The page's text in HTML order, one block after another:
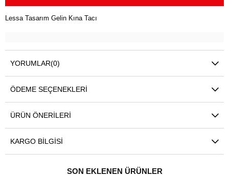
Lessa Tasarım Gelin Kına Tacı
YORUMLAR(0)
ÖDEME SEÇENEKLERI
ÜRÜN ÖNERILERI
KARGO BILGISI
SON EKLENEN ÜRÜNLER